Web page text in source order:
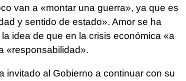
van a «montar una guerra», ya que es
y sentido de estado». Amor se ha
idea de que en la crisis económica «a
«responsabilidad».
invitado al Gobierno a continuar con su